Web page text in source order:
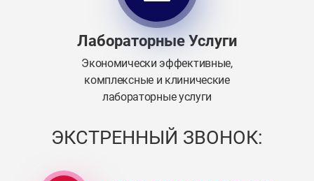
Лабораторные Услуги
Экономически эффективные,
комплексные и клинические
лабораторные услуги
ЭКСТРЕННЫЙ ЗВОНОК: